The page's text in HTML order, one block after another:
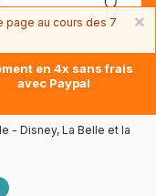
en 4x sans frais
avec Paypal
- Disney, La Belle et la
×
page au cours des 7